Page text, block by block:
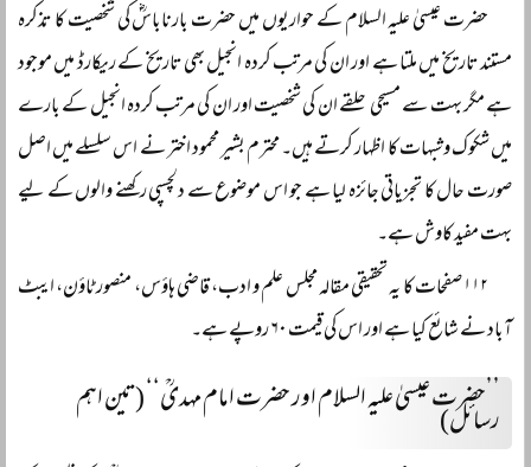
حضرت عیسیٰ علیہ السلام کے حواریوں میں حضرت بارناباسؓ کی شخصیت کا تذکرہ
مستند تاریخ میں ملتا ہے اور ان کی مرتب کردہ انجیل بھی تاریخ کے ریکارڈ میں موجود
ہے مگر بہت سے مسیحی حلقے ان کی شخصیت اور ان کی مرتب کردہ انجیل کے بارے
میں شکوک وشبہات کا اظہار کرتے ہیں۔ محترم بشیر محمود اختر نے اس سلسلے میں اصل
صورت حال کا تجزیاتی جائزہ لیا ہے جو اس موضوع سے دلچسپی رکھنے والوں کے لیے
بہت مفید کاوش ہے۔
۱۱۲ صفحات کا یہ تحقیقی مقالہ مجلس علم و ادب، قاضی ہاؤس، منصور ٹاؤن، ایبٹ
آباد نے شائع کیا ہے اور اس کی قیمت ۶۰ روپے ہے۔
’’حضرت عیسیٰ علیہ السلام اور حضرت امام مہدیؒ‘‘ (تین اہم
رسائل)